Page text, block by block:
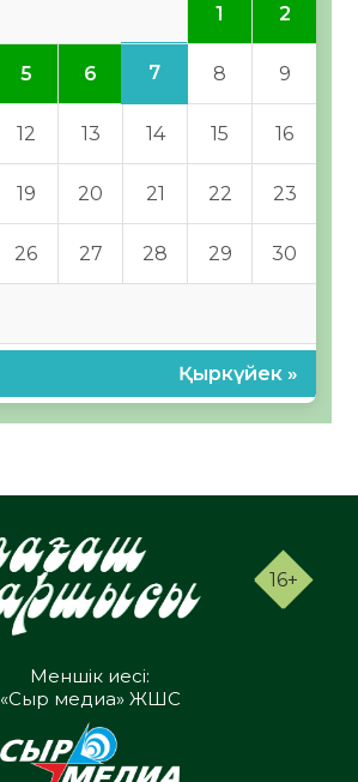
1 2
5 6 7 8 9
12 13 14 15 16
19 20 21 22 23
26 27 28 29 30
Қыркүйек »
16+
Меншік иесі:
«Сыр медиа» ЖШС